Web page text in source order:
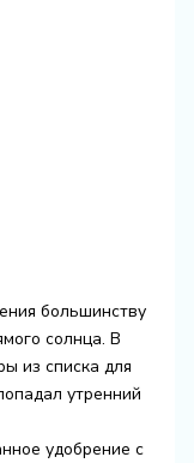
большинству
солнца. В
из списка для
утренний
удобрение с